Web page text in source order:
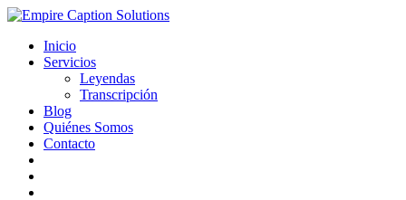
Inicio
Servicios
Leyendas
Transcripción
Blog
Quiénes Somos
Contacto